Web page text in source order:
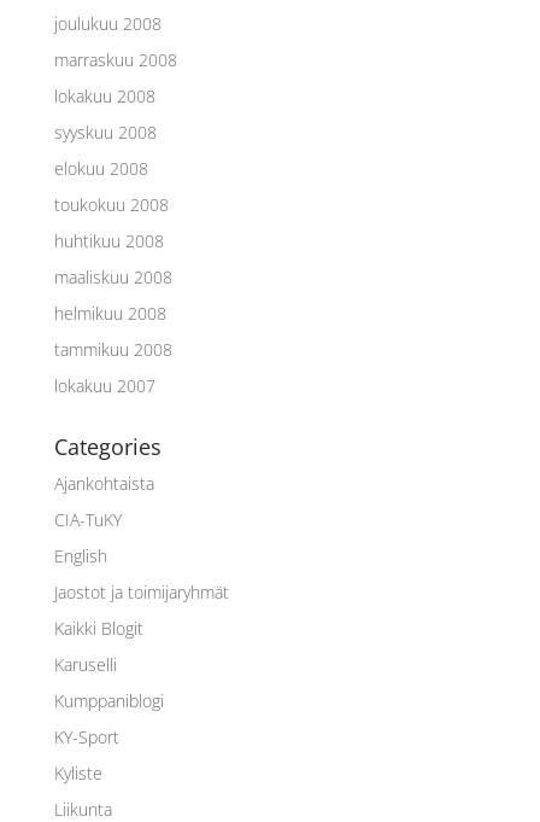
joulukuu 2008
marraskuu 2008
lokakuu 2008
syyskuu 2008
elokuu 2008
toukokuu 2008
huhtikuu 2008
maaliskuu 2008
helmikuu 2008
tammikuu 2008
lokakuu 2007
Categories
Ajankohtaista
CIA-TuKY
English
Jaostot ja toimijaryhmät
Kaikki Blogit
Karuselli
Kumppaniblogi
KY-Sport
Kyliste
Liikunta